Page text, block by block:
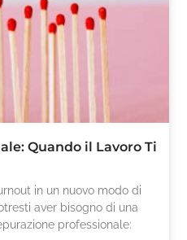
Quando il Lavoro Ti
in un nuovo modo di
aver bisogno di una
professionale: